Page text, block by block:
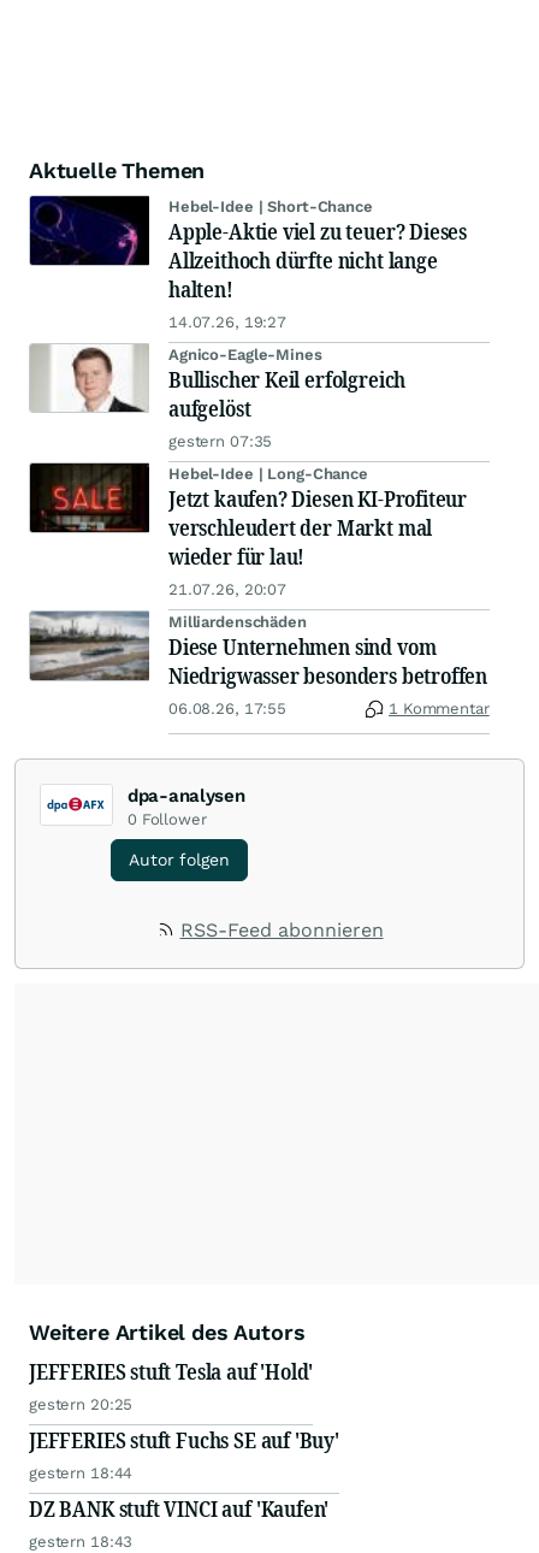
Aktuelle Themen
Hebel-Idee | Short-Chance
Apple-Aktie viel zu teuer? Dieses
Allzeithoch dürfte nicht lange
halten!
14.07.26, 19:27
Agnico-Eagle-Mines
Bullischer Keil erfolgreich
aufgelöst
gestern 07:35
Hebel-Idee | Long-Chance
Jetzt kaufen? Diesen KI-Profiteur
verschleudert der Markt mal
wieder für lau!
21.07.26, 20:07
Milliardenschäden
Diese Unternehmen sind vom
Niedrigwasser besonders betroffen
06.08.26, 17:55 1 Kommentar
dpa-analysen
0 Follower
Autor folgen
RSS-Feed abonnieren
Weitere Artikel des Autors
JEFFERIES stuft Tesla auf 'Hold'
gestern 20:25
JEFFERIES stuft Fuchs SE auf 'Buy'
gestern 18:44
DZ BANK stuft VINCI auf 'Kaufen'
gestern 18:43